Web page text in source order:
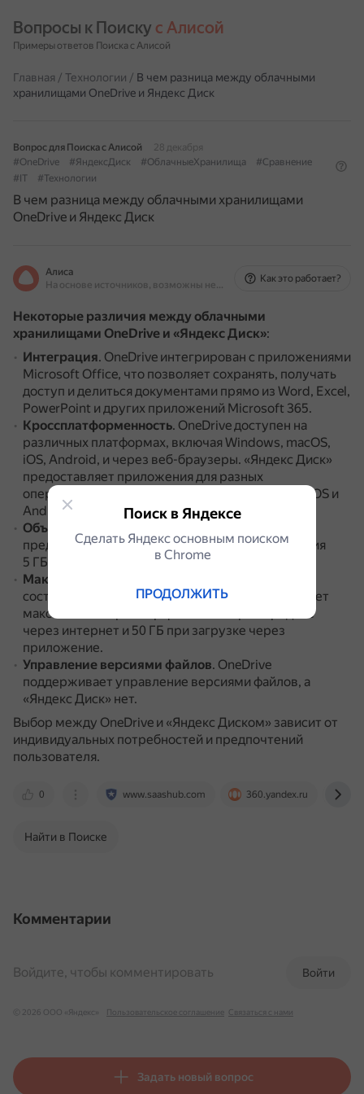
Вопросы к Поиску с Алисой
Примеры ответов Поиска с Алисой
Главная / Технологии / В чем разница между облачными
хранилищами OneDrive и Яндекс Диск
Вопрос для Поиска с Алисой
28 декабря
#OneDrive
#ЯндексДиск #ОблачныеХранилища
#Сравнение
#IT
#Технологии
В чем разница между облачными хранилищами
OneDrive и Яндекс Диск
Алиса
На основе источников, возможны неточности
Как это работает?
Некоторые различия между облачными
хранилищами OneDrive и «Яндекс Диск»:
Интеграция. OneDrive интегрирован с приложениями
Microsoft Office, что позволяет сохранять, получать
доступ и делиться документами прямо из Word, Excel,
PowerPoint и других приложений Microsoft 365.
Кроссплатформенность. OneDrive доступен на
различных платформах, включая Windows, macOS,
iOS, Android, и через веб-браузеры. «Яндекс Диск»
предоставляет приложения для разных
операционных систем: Windows, macOS, Linux, iOS и
Android.
Объём бесплатного пространства
предлагает бесплатный план с объёмом хранения
5 ГБ, а «Яндекс Диск» — обычно около 10 ГБ.
Максимальный размер файла
составляет 100 ГБ, а «Яндекс Диск» поддерживает
максимальный размер файла 2 ГБ при передаче
через интернет и 50 ГБ при загрузке через
приложение.
Управление версиями файлов. OneDrive
поддерживает управление версиями файлов, а
«Яндекс Диск» нет.
Выбор между OneDrive и «Яндекс Диском» зависит от
индивидуальных потребностей и предпочтений
пользователя.
0 www.saashub.com 360.yandex.ru
Найти в Поиске
Комментарии
Войти
Войдите, чтобы комментировать
© 2026 ООО «Яндекс» Пользовательское соглашение Связаться с нами
Задать новый вопрос
Поиск в Яндексе
Сделать Яндекс основным поиском
в Сhrome
ПРОДОЛЖИТЬ